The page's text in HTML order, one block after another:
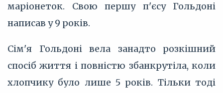
маріонеток. Свою першу п'єсу Гольдоні
написав у 9 років.
Сім'я Гольдоні вела занадто розкішний
спосіб життя і повністю збанкрутіла, коли
хлопчику було лише 5 років. Тільки тоді